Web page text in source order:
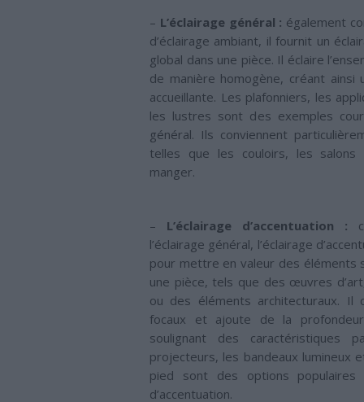
– L’éclairage général : également
d’éclairage ambiant, il fournit un
global dans une pièce. Il éclaire
de manière homogène, créant ainsi
accueillante. Les plafonniers, les
les lustres sont des exemples
général. Ils conviennent
telles que les couloirs, les
manger.
– L’éclairage d’accentuation :
l’éclairage général, l’éclairage
pour mettre en valeur des éléments
une pièce, tels que des œuvres
ou des éléments architecturaux. Il
focaux et ajoute de la
soulignant des caractéristiques
projecteurs, les bandeaux lumineux
pied sont des options populaires
d’accentuation.